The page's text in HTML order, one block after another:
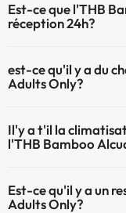
(certaines peuvent être
Est-ce que l'THB
réception 24h?
est-ce qu'il y a du
Adults Only?
lez zones communes
Il'y a t'il la
l'THB Bamboo
Alcudia - Adults Only
Est-ce qu'il y a un
Adults Only?